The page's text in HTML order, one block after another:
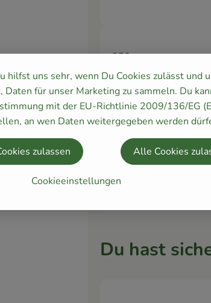
250 g
Butter
1 Stk
Zitronen
Du hast
hilfst uns sehr, wenn Du Cookies zulässt und
Daten für unser Marketing zu sammeln. Du
mit der EU-Richtlinie 2009/136/EG
an wen Daten weitergegeben werden
Cookieeinstellungen
zulassen Alle Cookies